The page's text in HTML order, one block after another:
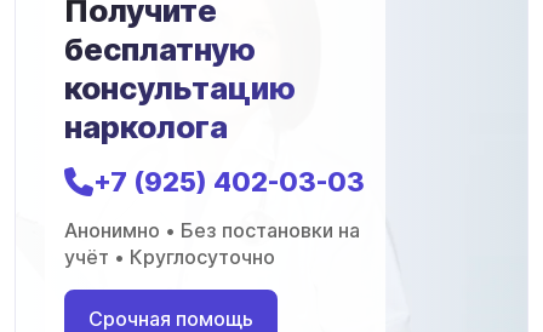
Получите
бесплатную
консультацию
нарколога
+7 (925) 402-03-03
Анонимно • Без постановки на
учёт • Круглосуточно
Срочная помощь